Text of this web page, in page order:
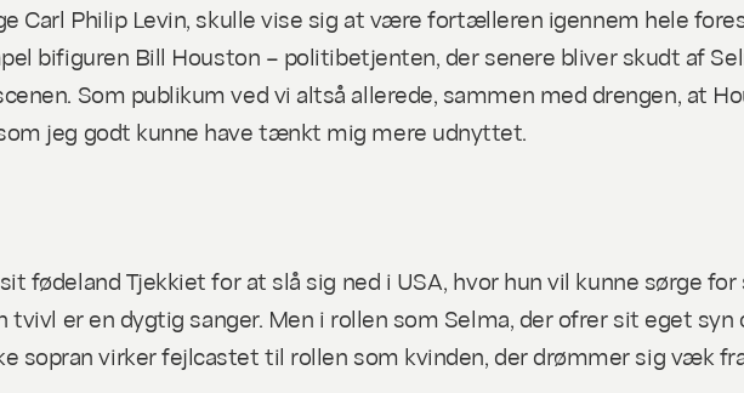
Carl Philip Levin, skulle vise sig at være fortælleren igennem hele
bifiguren Bill Houston – politibetjenten, der senere bliver skudt af
Som publikum ved vi altså allerede, sammen med drengen, at
jeg godt kunne have tænkt mig mere udnyttet.
fødeland Tjekkiet for at slå sig ned i USA, hvor hun vil kunne sørge
tvivl er en dygtig sanger. Men i rollen som Selma, der ofrer sit eget
sopran virker fejlcastet til rollen som kvinden, der drømmer sig væk